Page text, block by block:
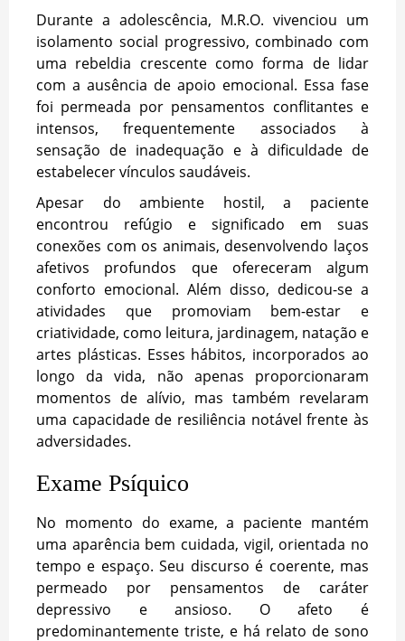
Durante a adolescência, M.R.O. vivenciou um
isolamento social progressivo, combinado com
uma rebeldia crescente como forma de lidar
com a ausência de apoio emocional. Essa fase
foi permeada por pensamentos conflitantes e
intensos, frequentemente associados à
sensação de inadequação e à dificuldade de
estabelecer vínculos saudáveis.
Apesar do ambiente hostil, a paciente
encontrou refúgio e significado em suas
conexões com os animais, desenvolvendo laços
afetivos profundos que ofereceram algum
conforto emocional. Além disso, dedicou-se a
atividades que promoviam bem-estar e
criatividade, como leitura, jardinagem, natação e
artes plásticas. Esses hábitos, incorporados ao
longo da vida, não apenas proporcionaram
momentos de alívio, mas também revelaram
uma capacidade de resiliência notável frente às
adversidades.
Exame Psíquico
No momento do exame, a paciente mantém
uma aparência bem cuidada, vigil, orientada no
tempo e espaço. Seu discurso é coerente, mas
permeado por pensamentos de caráter
depressivo e ansioso. O afeto é
predominantemente triste, e há relato de sono